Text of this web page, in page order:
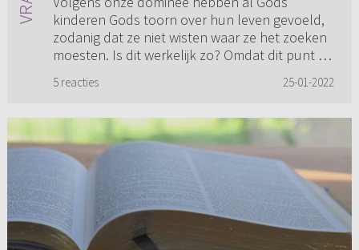
kinderen Gods toorn over hun leven gevoeld,
zodanig dat ze niet wisten waar ze het zoeken
moesten. Is dit werkelijk zo? Omdat dit punt zo
5 reacties 25-01-2022